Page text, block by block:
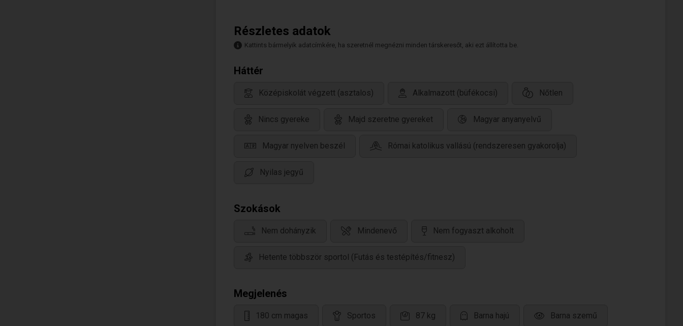
Részletes adatok
Kattints bármelyik adatcímkére, ha szeretnél megnézni minden társkeresőt, aki ezt állította be.
Háttér
Középiskolát végzett (asztalos) Alkalmazott (büfékocsi) Nőtlen
Nincs gyereke Majd szeretne gyereket Magyar anyanyelvű
Magyar nyelven beszél Római katolikus vallású (rendszeresen gyakorolja)
Nyilas jegyű
Szokások
Nem dohányzik Mindenevő Nem fogyaszt alkoholt
Hetente többször sportol (Futás és testépítés/fitnesz)
Megjelenés
180 cm magas Sportos 87 kg Barna hajú Barna szemű